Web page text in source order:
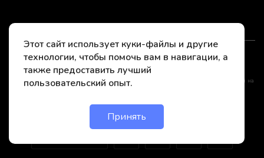
2026 © СуперВольт - заряжено энергией
*Instagram принадлежит компании Meta, признанной нежелательной организацией на
Этот сайт использует куки-файлы и другие
технологии, чтобы помочь вам в навигации, а
также предоставить лучший
пользовательский опыт.
Принять